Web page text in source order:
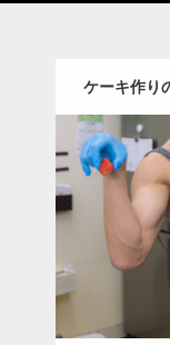
ケーキ作り
Category:ケ
ンジの人
TOSHI(大